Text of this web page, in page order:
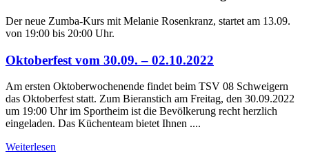
Der neue Zumba-Kurs mit Melanie Rosenkranz, startet am 13.09.
von 19:00 bis 20:00 Uhr.
Oktoberfest vom 30.09. – 02.10.2022
Am ersten Oktoberwochenende findet beim TSV 08 Schweigern
das Oktoberfest statt. Zum Bieranstich am Freitag, den 30.09.2022
um 19:00 Uhr im Sportheim ist die Bevölkerung recht herzlich
eingeladen. Das Küchenteam bietet Ihnen ....
Weiterlesen